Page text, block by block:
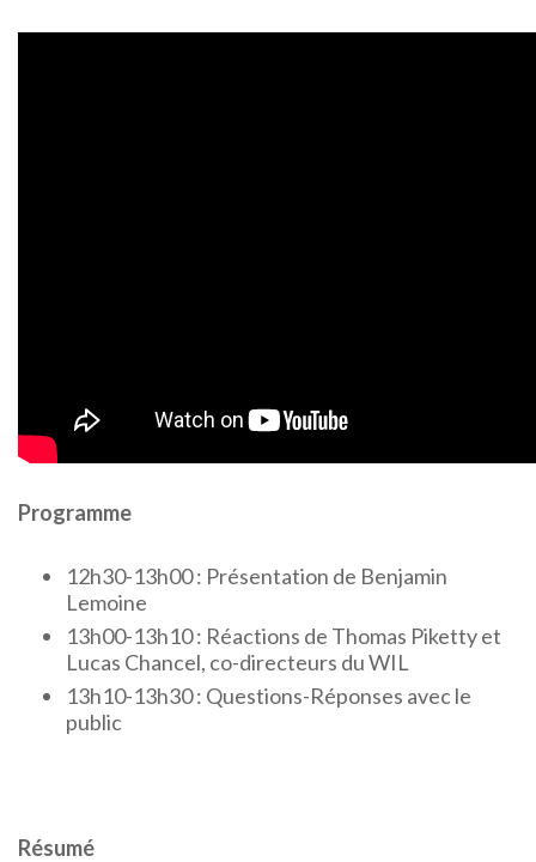
Programme
12h30-13h00 : Présentation de Benjamin
Lemoine
13h00-13h10 : Réactions de Thomas Piketty et
Lucas Chancel, co-directeurs du WIL
13h10-13h30 : Questions-Réponses avec le
public
Résumé